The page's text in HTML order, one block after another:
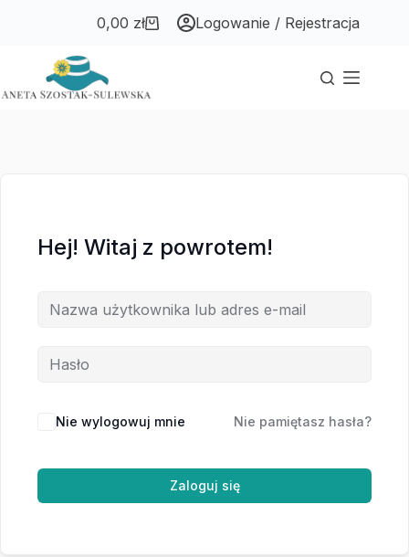
Koszyk
0,00 zł Logowanie / Rejestracja
Hej! Witaj z powrotem!
Nie wylogowuj mnie Nie pamiętasz hasła?
Zaloguj się